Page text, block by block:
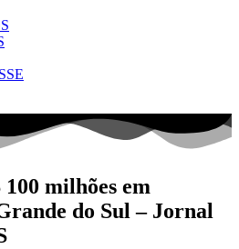
milhões em
do Sul – Jornal